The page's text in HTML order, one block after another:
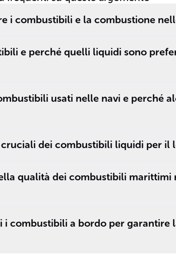
influenzano
l'______
______ e l'______
ambientale delle
i combustibili e la combustione
e perché quelli liquidi sono
usati nelle navi e perché
dei combustibili liquidi per il
qualità dei combustibili marittimi
combustibili a bordo per garantire